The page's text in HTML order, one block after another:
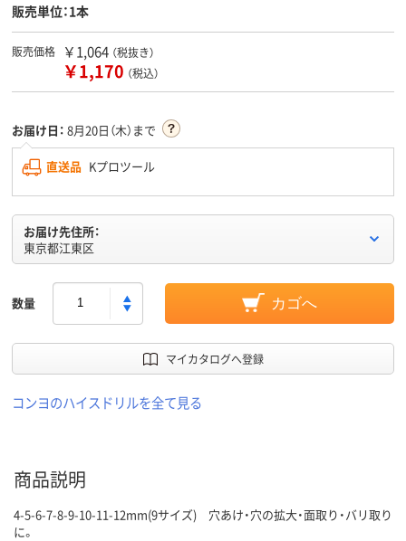
販売単位：1本
販売価格 ￥1,064 （税抜き）
￥1,170 （税込）
お届け日： 8月20日（木）まで
直送品 Kプロツール
お届け先住所：
東京都江東区
数量 カゴへ
マイカタログへ登録
コンヨのハイスドリルを全て見る
商品説明
4-5-6-7-8-9-10-11-12mm(9サイズ) 穴あけ・穴の拡大・面取り・バリ取り
に。